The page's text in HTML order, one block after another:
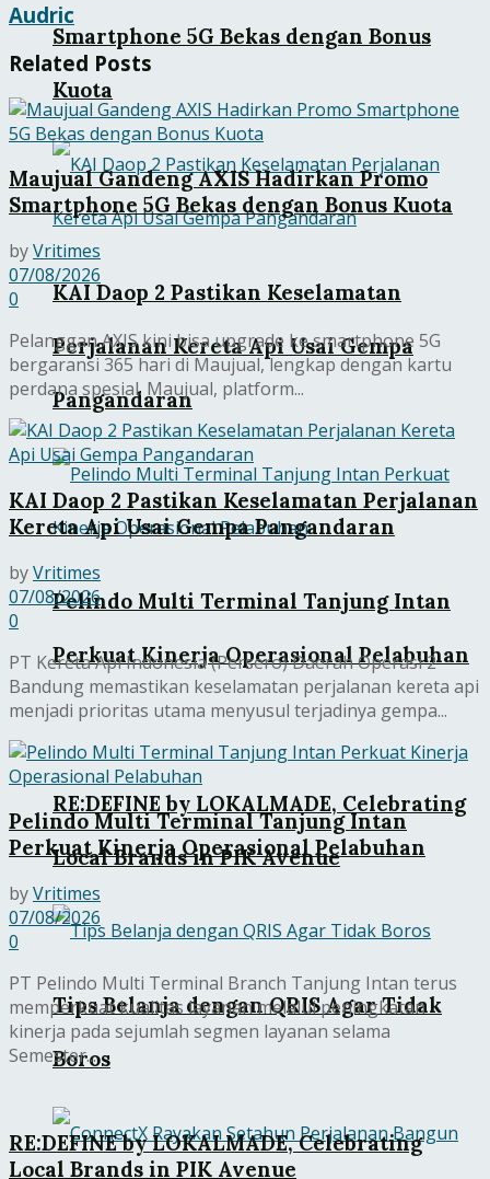
Smartphone 5G Bekas dengan Bonus
Kuota
KAI Daop 2 Pastikan Keselamatan
Perjalanan Kereta Api Usai Gempa
Pangandaran
Pelindo Multi Terminal Tanjung Intan
Perkuat Kinerja Operasional Pelabuhan
RE:DEFINE by LOKALMADE, Celebrating
Local Brands in PIK Avenue
Tips Belanja dengan QRIS Agar Tidak
Boros
Audric
Related Posts
Maujual Gandeng AXIS Hadirkan Promo
Smartphone 5G Bekas dengan Bonus Kuota
byVritimes
07/08/2026
0
Pelanggan AXIS kini bisa upgrade ke smartphone 5G
bergaransi 365 hari di Maujual, lengkap dengan kartu
perdana spesial. Maujual, platform...
KAI Daop 2 Pastikan Keselamatan Perjalanan
Kereta Api Usai Gempa Pangandaran
byVritimes
07/08/2026
0
PT Kereta Api Indonesia (Persero) Daerah Operasi 2
Bandung memastikan keselamatan perjalanan kereta api
menjadi prioritas utama menyusul terjadinya gempa...
Pelindo Multi Terminal Tanjung Intan
Perkuat Kinerja Operasional Pelabuhan
byVritimes
07/08/2026
0
PT Pelindo Multi Terminal Branch Tanjung Intan terus
memperkuat kualitas layanan melalui peningkatan
kinerja pada sejumlah segmen layanan selama
Semester...
RE:DEFINE by LOKALMADE, Celebrating
Local Brands in PIK Avenue